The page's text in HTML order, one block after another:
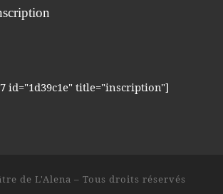
id="1d39c1e" title="inscription"]
de L'Alena – Tous droits réservés